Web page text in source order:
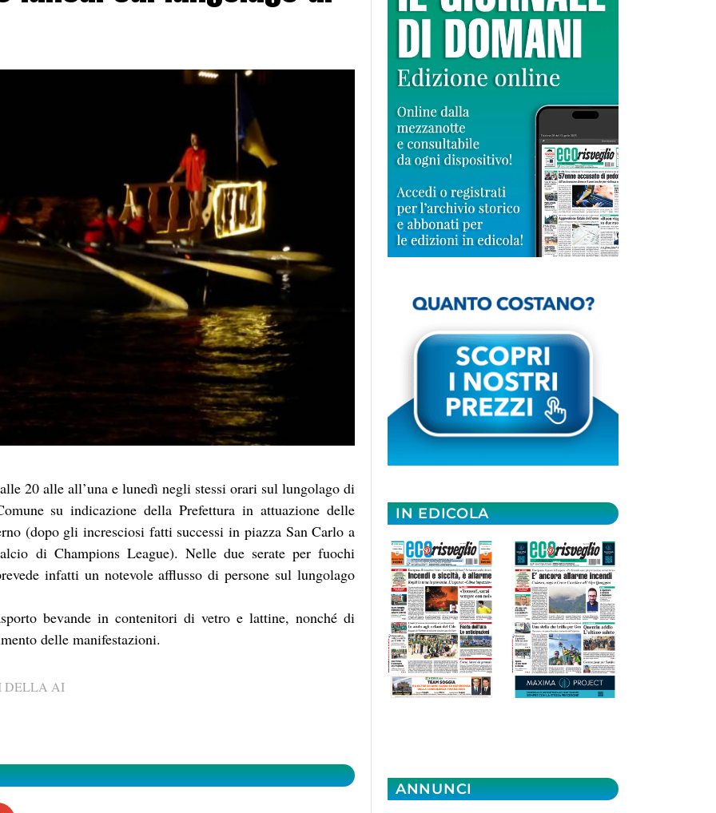
20 alle all’una e lunedì negli stessi orari sul lungolago di
su indicazione della Prefettura in attuazione delle
(dopo gli incresciosi fatti successi in piazza San Carlo a
di Champions League). Nelle due serate per fuochi
infatti un notevole afflusso di persone sul lungolago
bevande in contenitori di vetro e lattine, nonché di
delle manifestazioni.
DELLA AI
IN EDICOLA
ANNUNCI